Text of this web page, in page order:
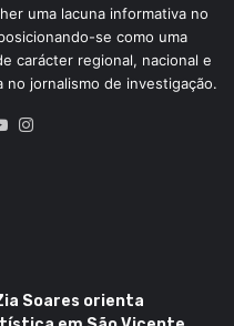
uma lacuna informativa no
se como uma
carácter regional, nacional e
jornalismo de investigação.
YouTube
Soares orienta